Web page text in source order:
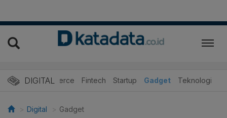
DIGITAL
E-Commerce Fintech Startup Gadget Teknologi
Digital Gadget